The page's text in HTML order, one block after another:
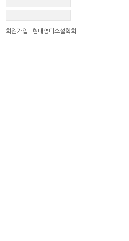
회원가입 현대영미소설학회